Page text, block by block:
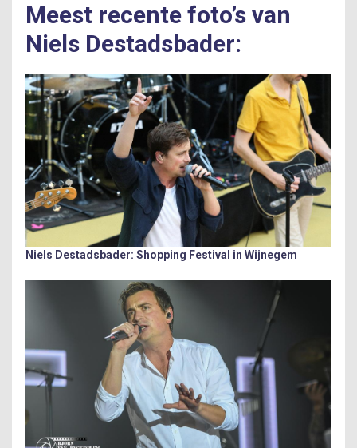
Meest recente foto’s van
Niels Destadsbader:
Niels Destadsbader: Shopping Festival in Wijnegem